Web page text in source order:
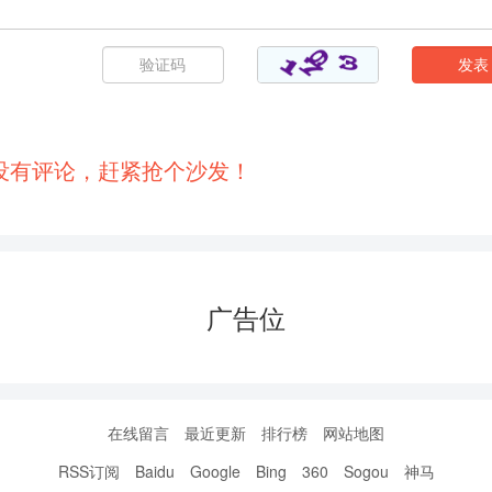
评论，赶紧抢个沙发！
广告位
在线留言 最近更新 排行榜
网站地图
RSS订阅
Baidu Google Bing 360 Sogou 神马